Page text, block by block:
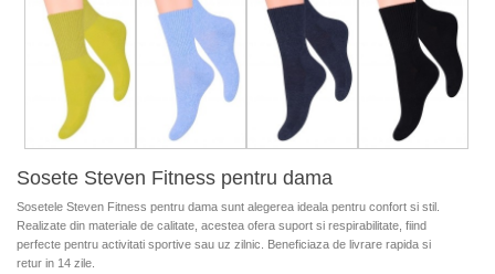
Sosete Steven Fitness pentru dama
Sosetele Steven Fitness pentru dama sunt alegerea ideala pentru confort si stil.
Realizate din materiale de calitate, acestea ofera suport si respirabilitate, fiind
perfecte pentru activitati sportive sau uz zilnic. Beneficiaza de livrare rapida si
retur in 14 zile.